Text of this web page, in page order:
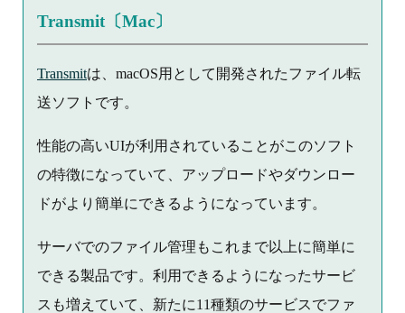
Transmit〔Mac〕
Transmitは、macOS用として開発されたファイル転
送ソフトです。
性能の高いUIが利用されていることがこのソフト
の特徴になっていて、アップロードやダウンロー
ドがより簡単にできるようになっています。
サーバでのファイル管理もこれまで以上に簡単に
できる製品です。利用できるようになったサービ
スも増えていて、新たに11種類のサービスでファ